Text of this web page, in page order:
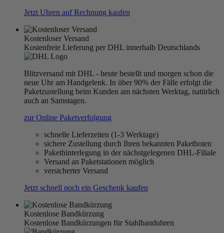
Jetzt Uhren auf Rechnung kaufen
Kostenloser Versand
Kostenfreie Lieferung per DHL innerhalb Deutschlands
Blitzversand mit DHL - heute bestellt und morgen schon die
neue Uhr am Handgelenk. In über 90% der Fälle erfolgt die
Paketzustellung beim Kunden am nächsten Werktag, natürlich
auch an Samstagen.
zur Online Paketverfolgung
schnelle Lieferzeiten (1-3 Werktage)
sichere Zustellung durch Ihren bekannten Paketboten
Pakethinterlegung in der nächstgelegenen DHL-Filiale
Versand an Paketstationen möglich
versicherter Versand
Jetzt schnell noch ein Geschenk kaufen
Kostenlose Bandkürzung
Kostenlose Bandkürzungen für Stahlbanduhren